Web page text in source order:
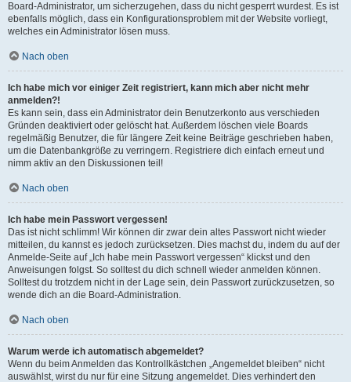
Board-Administrator, um sicherzugehen, dass du nicht gesperrt wurdest. Es ist
ebenfalls möglich, dass ein Konfigurationsproblem mit der Website vorliegt,
welches ein Administrator lösen muss.
Nach oben
Ich habe mich vor einiger Zeit registriert, kann mich aber nicht mehr
anmelden?!
Es kann sein, dass ein Administrator dein Benutzerkonto aus verschieden
Gründen deaktiviert oder gelöscht hat. Außerdem löschen viele Boards
regelmäßig Benutzer, die für längere Zeit keine Beiträge geschrieben haben,
um die Datenbankgröße zu verringern. Registriere dich einfach erneut und
nimm aktiv an den Diskussionen teil!
Nach oben
Ich habe mein Passwort vergessen!
Das ist nicht schlimm! Wir können dir zwar dein altes Passwort nicht wieder
mitteilen, du kannst es jedoch zurücksetzen. Dies machst du, indem du auf der
Anmelde-Seite auf „Ich habe mein Passwort vergessen“ klickst und den
Anweisungen folgst. So solltest du dich schnell wieder anmelden können.
Solltest du trotzdem nicht in der Lage sein, dein Passwort zurückzusetzen, so
wende dich an die Board-Administration.
Nach oben
Warum werde ich automatisch abgemeldet?
Wenn du beim Anmelden das Kontrollkästchen „Angemeldet bleiben“ nicht
auswählst, wirst du nur für eine Sitzung angemeldet. Dies verhindert den